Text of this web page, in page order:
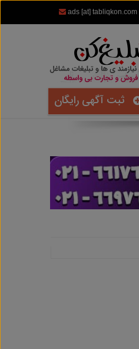
ads [at] tabliqkon.com
ثبت آگهی رایگان